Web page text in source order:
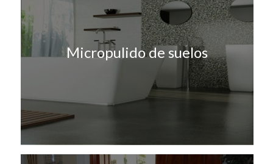
Micropulido de suelos